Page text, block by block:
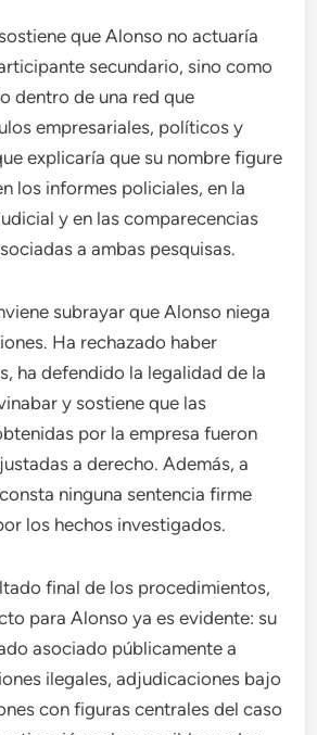
que Alonso no actuaría
secundario, sino como
dentro de una red que
empresariales, políticos y
explicaría que su nombre figure
los informes policiales, en la
y en las comparecencias
a ambas pesquisas.
subrayar que Alonso niega
Ha rechazado haber
ha defendido la legalidad de la
y sostiene que las
por la empresa fueron
a derecho. Además, a
ninguna sentencia firme
los hechos investigados.
final de los procedimientos,
para Alonso ya es evidente: su
asociado públicamente a
ilegales, adjudicaciones bajo
con figuras centrales del caso